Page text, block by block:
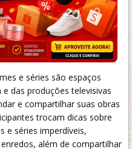
e séries são espaços
das produções televisivas
e compartilhar suas obras
trocam dicas sobre
e séries imperdíveis,
além de compartilhar